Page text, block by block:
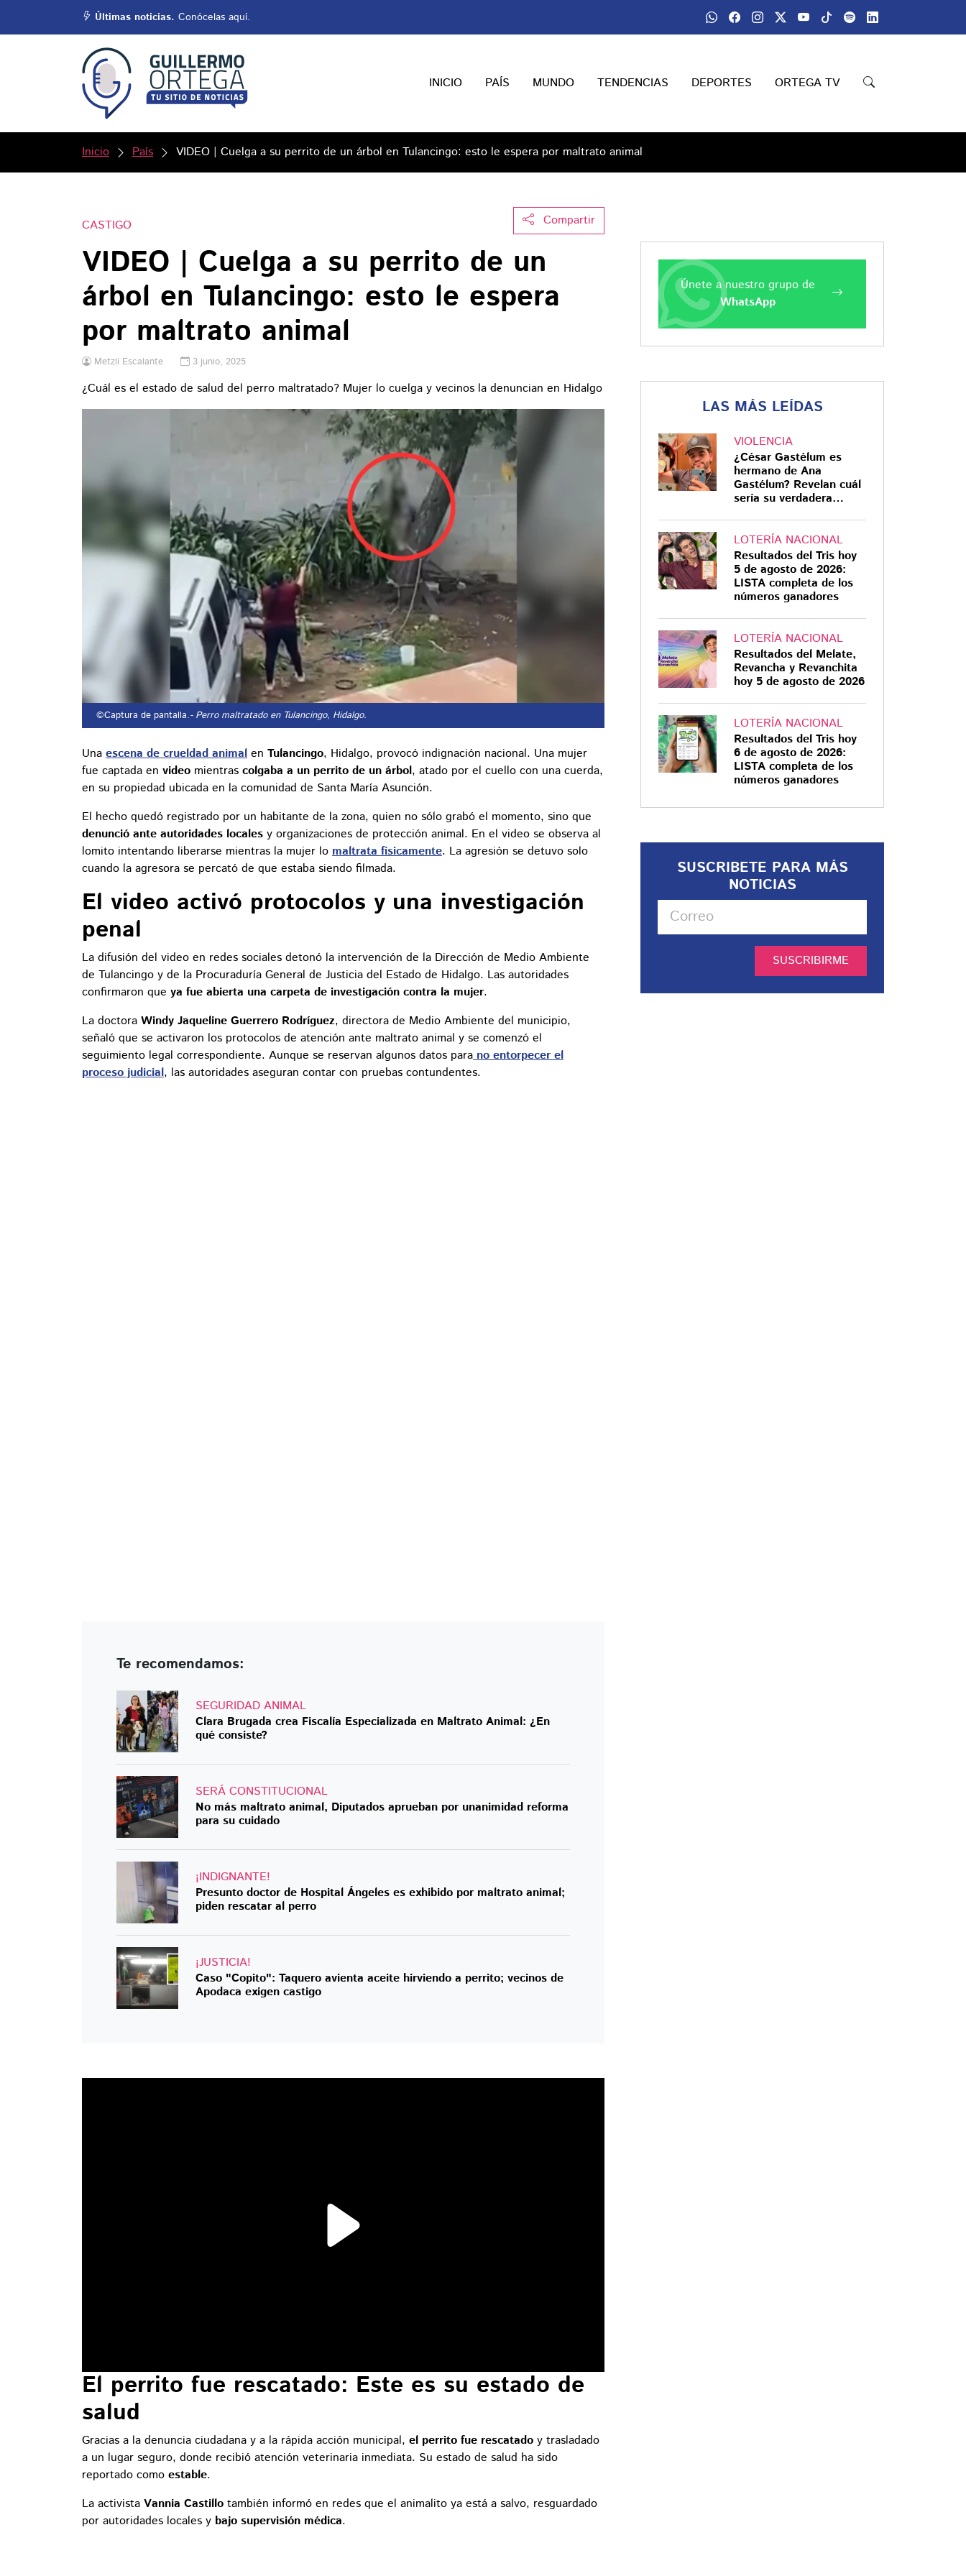
Últimas noticias. Conócelas aquí.
INICIO PAÍS MUNDO TENDENCIAS DEPORTES ORTEGA TV
Inicio País VIDEO | Cuelga a su perrito de un árbol en Tulancingo: esto le espera por maltrato animal
Compartir
CASTIGO
VIDEO | Cuelga a su perrito de un
árbol en Tulancingo: esto le espera
por maltrato animal
Metzli Escalante 3 junio, 2025
¿Cuál es el estado de salud del perro maltratado? Mujer lo cuelga y vecinos la denuncian en Hidalgo
©Captura de pantalla.- Perro maltratado en Tulancingo, Hidalgo.
Una escena de crueldad animal en Tulancingo, Hidalgo, provocó indignación nacional. Una mujer
fue captada en video mientras colgaba a un perrito de un árbol, atado por el cuello con una cuerda,
en su propiedad ubicada en la comunidad de Santa María Asunción.
El hecho quedó registrado por un habitante de la zona, quien no sólo grabó el momento, sino que
denunció ante autoridades locales y organizaciones de protección animal. En el video se observa al
lomito intentando liberarse mientras la mujer lo maltrata físicamente. La agresión se detuvo solo
cuando la agresora se percató de que estaba siendo filmada.
El video activó protocolos y una investigación
penal
La difusión del video en redes sociales detonó la intervención de la Dirección de Medio Ambiente
de Tulancingo y de la Procuraduría General de Justicia del Estado de Hidalgo. Las autoridades
confirmaron que ya fue abierta una carpeta de investigación contra la mujer.
La doctora Windy Jaqueline Guerrero Rodríguez, directora de Medio Ambiente del municipio,
señaló que se activaron los protocolos de atención ante maltrato animal y se comenzó el
seguimiento legal correspondiente. Aunque se reservan algunos datos para no entorpecer el
proceso judicial, las autoridades aseguran contar con pruebas contundentes.
Te recomendamos:
SEGURIDAD ANIMAL
Clara Brugada crea Fiscalía Especializada en Maltrato Animal: ¿En
qué consiste?
SERÁ CONSTITUCIONAL
No más maltrato animal, Diputados aprueban por unanimidad reforma
para su cuidado
¡INDIGNANTE!
Presunto doctor de Hospital Ángeles es exhibido por maltrato animal;
piden rescatar al perro
¡JUSTICIA!
Caso "Copito": Taquero avienta aceite hirviendo a perrito; vecinos de
Apodaca exigen castigo
El perrito fue rescatado: Este es su estado de
salud
Gracias a la denuncia ciudadana y a la rápida acción municipal, el perrito fue rescatado y trasladado
a un lugar seguro, donde recibió atención veterinaria inmediata. Su estado de salud ha sido
reportado como estable.
La activista Vannia Castillo también informó en redes que el animalito ya está a salvo, resguardado
por autoridades locales y bajo supervisión médica.
Únete a nuestro grupo de
WhatsApp
LAS MÁS LEÍDAS
VIOLENCIA
¿César Gastélum es
hermano de Ana
Gastélum? Revelan cuál
sería su verdadera
LOTERÍA NACIONAL
Resultados del Tris hoy
5 de agosto de 2026:
LISTA completa de los
números ganadores
LOTERÍA NACIONAL
Resultados del Melate,
Revancha y Revanchita
hoy 5 de agosto de 2026
LOTERÍA NACIONAL
Resultados del Tris hoy
6 de agosto de 2026:
LISTA completa de los
números ganadores
SUSCRIBETE PARA MÁS
NOTICIAS
SUSCRIBIRME